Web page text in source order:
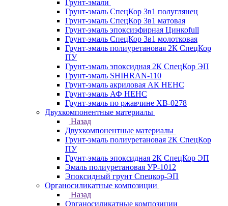
Грунт-эмали
Грунт-эмаль СпецКор 3в1 полуглянец
Грунт-эмаль СпецКор 3в1 матовая
Грунт-эмаль эпоксиэфирная Цинкоfull
Грунт-эмаль СпецКор 3в1 молотковая
Грунт-эмаль полиуретановая 2К СпецКор
ПУ
Грунт-эмаль эпоксидная 2К СпецКор ЭП
Грунт-эмаль SHIHRAN-110
Грунт-эмаль акриловая АК НЕНС
Грунт-эмаль АФ НЕНС
Грунт-эмаль по ржавчине ХВ-0278
Двухкомпонентные материалы
Назад
Двухкомпонентные материалы
Грунт-эмаль полиуретановая 2К СпецКор
ПУ
Грунт-эмаль эпоксидная 2К СпецКор ЭП
Эмаль полиуретановая УР-1012
Эпоксидный грунт Спецкор-ЭП
Органосиликатные композиции
Назад
Органосиликатные композиции